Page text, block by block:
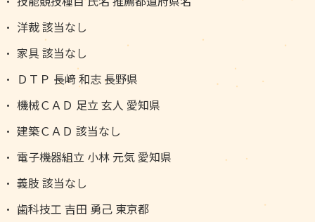
洋裁 該当なし
家具 該当なし
ＤＴＰ 長﨑 和志 長野県
機械ＣＡＤ 足立 玄人 愛知県
建築ＣＡＤ 該当なし
電子機器組立 小林 元気 愛知県
義肢 該当なし
歯科技工 吉田 勇己 東京都